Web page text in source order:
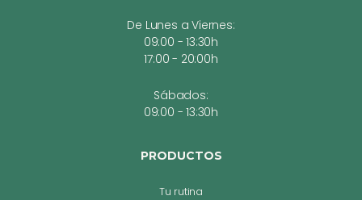
De Lunes a Viernes:
09:00 - 13:30h
17:00 - 20:00h
Sábados:
09:00 - 13:30h
PRODUCTOS
Tu rutina